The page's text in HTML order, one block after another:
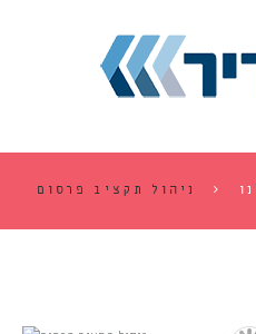
ניהול תקציב פרסום